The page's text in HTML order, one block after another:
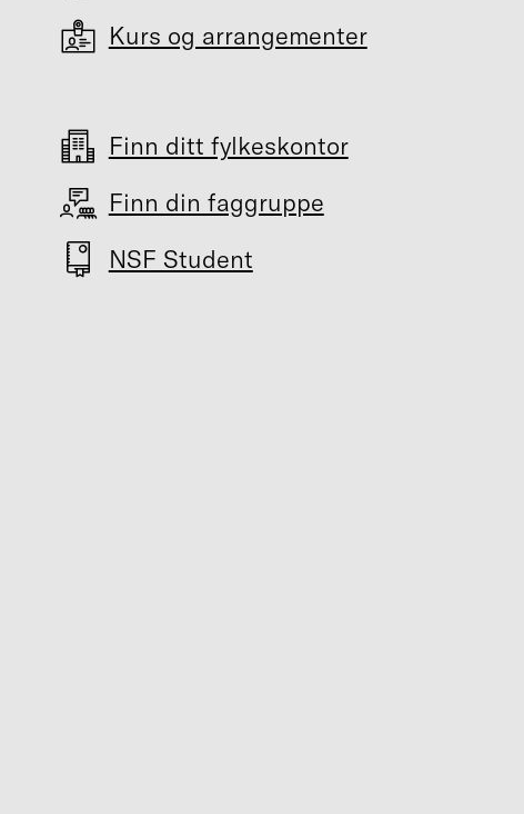
Kurs og arrangementer
Finn ditt fylkeskontor
Finn din faggruppe
NSF Student